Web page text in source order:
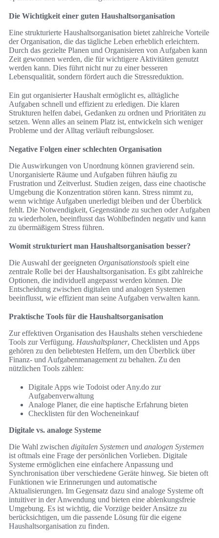
Die Wichtigkeit einer guten Haushaltsorganisation
Eine strukturierte Haushaltsorganisation bietet zahlreiche Vorteile
der Organisation, die das tägliche Leben erheblich erleichtern.
Durch das gezielte Planen und Organisieren von Aufgaben kann
Zeit gewonnen werden, die für wichtigere Aktivitäten genutzt
werden kann. Dies führt nicht nur zu einer besseren
Lebensqualität, sondern fördert auch die Stressreduktion.
Ein gut organisierter Haushalt ermöglicht es, alltägliche
Aufgaben schnell und effizient zu erledigen. Die klaren
Strukturen helfen dabei, Gedanken zu ordnen und Prioritäten zu
setzen. Wenn alles an seinem Platz ist, entwickeln sich weniger
Probleme und der Alltag verläuft reibungsloser.
Negative Folgen einer schlechten Organisation
Die Auswirkungen von Unordnung können gravierend sein.
Unorganisierte Räume und Aufgaben führen häufig zu
Frustration und Zeitverlust. Studien zeigen, dass eine chaotische
Umgebung die Konzentration stören kann. Stress nimmt zu,
wenn wichtige Aufgaben unerledigt bleiben und der Überblick
fehlt. Die Notwendigkeit, Gegenstände zu suchen oder Aufgaben
zu wiederholen, beeinflusst das Wohlbefinden negativ und kann
zu übermäßigem Stress führen.
Womit strukturiert man Haushaltsorganisation besser?
Die Auswahl der geeigneten Organisationstools spielt eine
zentrale Rolle bei der Haushaltsorganisation. Es gibt zahlreiche
Optionen, die individuell angepasst werden können. Die
Entscheidung zwischen digitalen und analogen Systemen
beeinflusst, wie effizient man seine Aufgaben verwalten kann.
Praktische Tools für die Haushaltsorganisation
Zur effektiven Organisation des Haushalts stehen verschiedene
Tools zur Verfügung. Haushaltsplaner, Checklisten und Apps
gehören zu den beliebtesten Helfern, um den Überblick über
Finanz- und Aufgabenmanagement zu behalten. Zu den
nützlichen Tools zählen:
Digitale Apps wie Todoist oder Any.do zur
Aufgabenverwaltung
Analoge Planer, die eine haptische Erfahrung bieten
Checklisten für den Wocheneinkauf
Digitale vs. analoge Systeme
Die Wahl zwischen digitalen Systemen und analogen Systemen
ist oftmals eine Frage der persönlichen Vorlieben. Digitale
Systeme ermöglichen eine einfachere Anpassung und
Synchronisation über verschiedene Geräte hinweg. Sie bieten oft
Funktionen wie Erinnerungen und automatische
Aktualisierungen. Im Gegensatz dazu sind analoge Systeme oft
intuitiver in der Anwendung und bieten eine ablenkungsfreie
Umgebung. Es ist wichtig, die Vorzüge beider Ansätze zu
berücksichtigen, um die passende Lösung für die eigene
Haushaltsorganisation zu finden.